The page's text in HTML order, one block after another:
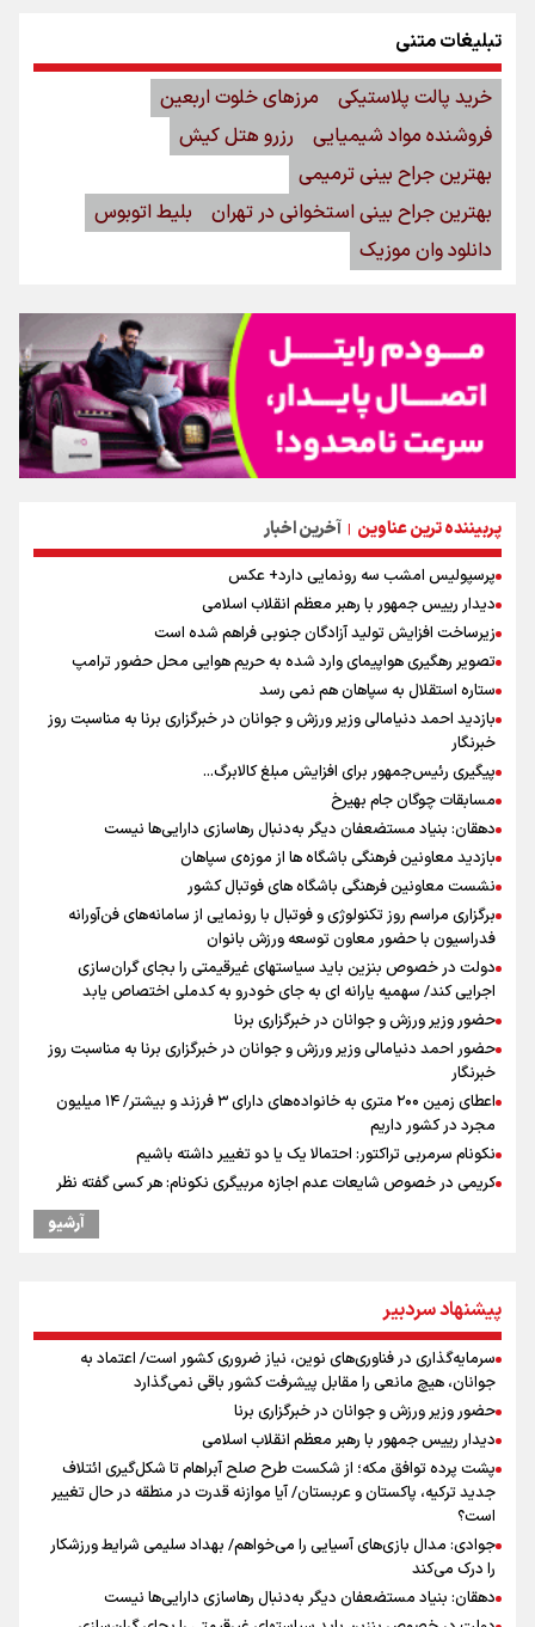
پربیننده ترین عناوین | آخرین اخبار
پرسپولیس امشب سه رونمایی دارد+ عکس
دیدار رییس جمهور با رهبر معظم انقلاب اسلامی
زیرساخت افزایش تولید آزادگان جنوبی فراهم شده است
تصویر رهگیری هواپیمای وارد شده به حریم هوایی محل حضور ترامپ
ستاره استقلال به سپاهان هم نمی رسد
بازدید احمد دنیامالی وزیر ورزش و جوانان در خبرگزاری برنا به مناسبت روز
خبرنگار
پیگیری رئیس‌جمهور برای افزایش مبلغ کالابرگ...
مسابقات چوگان جام بهیرخ
دهقان: بنیاد مستضعفان دیگر به‌دنبال رهاسازی دارایی‌ها نیست
بازدید معاونین فرهنگی باشگاه ها از موزه‌ی سپاهان
نشست معاونین فرهنگی باشگاه های فوتبال کشور
برگزاری مراسم روز تکنولوژی و فوتبال با رونمایی از سامانه‌های فن‌آورانه
فدراسیون با حضور معاون توسعه ورزش بانوان
دولت در خصوص بنزین باید سیاستهای غیرقیمتی را بجای گران‌سازی
اجرایی کند/ سهمیه یارانه ای به جای خودرو به کدملی اختصاص یابد
حضور وزیر ورزش و جوانان در خبرگزاری برنا
حضور احمد دنیامالی وزیر ورزش و جوانان در خبرگزاری برنا به مناسبت روز
خبرنگار
اعطای زمین ۲۰۰ متری به خانواده‌های دارای ۳ فرزند و بیشتر/ ۱۴ میلیون
مجرد در کشور داریم
نکونام سرمربی تراکتور: احتمالا یک یا دو تغییر داشته باشیم
کریمی در خصوص شایعات عدم اجازه مربیگری نکونام: هر کسی گفته نظر
نکونام: چند روز یکبار تماشاگران امکان حضور در تمرینات خواهند داشت
پیش‌بینی نرخ دلار، طلا و سکه ۱۹ مرداد/ سکه در برابر دو نیروی متضاد
پاسخ منفی مجیدی، نکونام را سرمربی کرد؛ ماجرای عجیب نیمکت تراکتور
ادعای ترامپ: بطور محدود در حال مذاکره با ایران هستیم
عراقچی: با آمریکا مذاکره نداریم/ باز شدن تنگه هرمز به شرایطی غیر از
تفاهم با عمان مرتبط است
پیشنهاد رسمی تراکتور به بازیکن مورد علاقه نکونام
آرشیو
پیشنهاد سردبیر
سرمایه‌گذاری در فناوری‌های نوین، نیاز ضروری کشور است/ اعتماد به
جوانان، هیچ مانعی را مقابل پیشرفت کشور باقی نمی‌گذارد
حضور وزیر ورزش و جوانان در خبرگزاری برنا
دیدار رییس جمهور با رهبر معظم انقلاب اسلامی
پشت پرده توافق مکه؛ از شکست طرح صلح آبراهام تا شکل‌گیری ائتلاف
جدید ترکیه، پاکستان و عربستان/ آیا موازنه قدرت در منطقه در حال تغییر
است؟
جوادی: مدال بازی‌های آسیایی را می‌خواهم/ بهداد سلیمی شرایط ورزشکار
را درک می‌کند
دهقان: بنیاد مستضعفان دیگر به‌دنبال رهاسازی دارایی‌ها نیست
تبلیغات متنی
خرید پالت پلاستیکی
مرزهای خلوت اربعین
فروشنده مواد شیمیایی
رزرو هتل کیش
بهترین جراح بینی ترمیمی
بهترین جراح بینی استخوانی در تهران
بلیط اتوبوس
دانلود وان موزیک